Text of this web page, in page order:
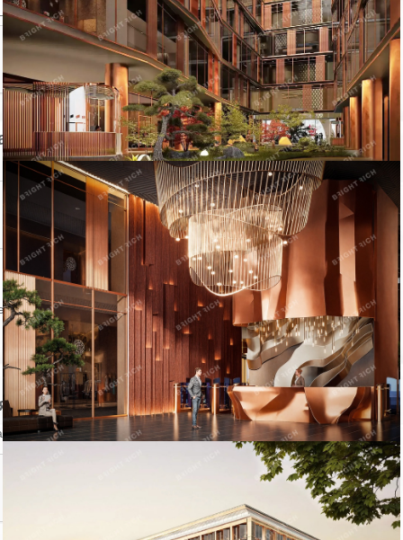
Контактный телефон:
объекта
на объявление?